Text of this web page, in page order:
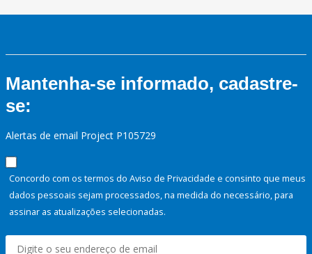
Mantenha-se informado, cadastre-
se:
Alertas de email Project P105729
Concordo com os termos do Aviso de Privacidade e consinto que meus
dados pessoais sejam processados, na medida do necessário, para
assinar as atualizações selecionadas.